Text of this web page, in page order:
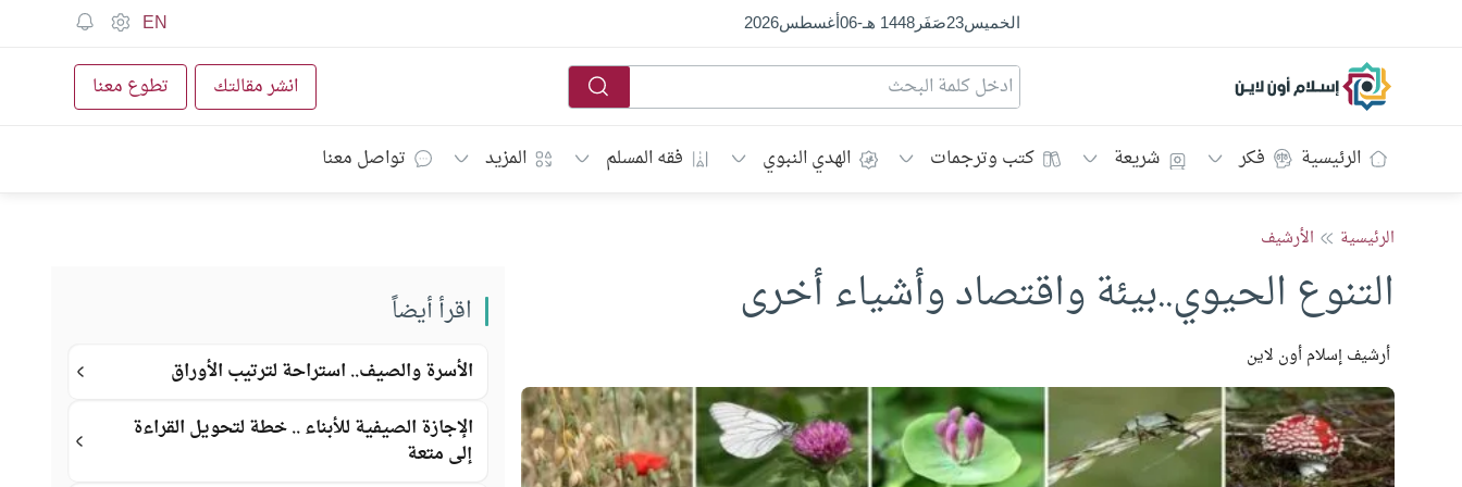
الخميس23صَفَر1448 هـ -
06أغسطس2026
EN
إسلام أون لاين انشر مقالتك تطوع معنا
الرئيسية فكر شريعة كتب وترجمات الهدي النبوي فقه المسلم المزيد تواصل معنا
الرئيسية الأرشيف
التنوع الحيوي..بيئة واقتصاد وأشياء أخرى
أرشيف إسلام أون لاين
اقرأ أيضاً
الأسرة والصيف.. استراحة لترتيب الأوراق
الإجازة الصيفية للأبناء .. خطة لتحويل القراءة
إلى متعة